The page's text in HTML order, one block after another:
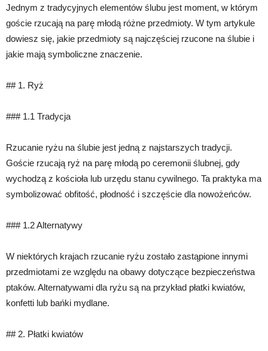
Jednym z tradycyjnych elementów ślubu jest moment, w którym
goście rzucają na parę młodą różne przedmioty. W tym artykule
dowiesz się, jakie przedmioty są najczęściej rzucone na ślubie i
jakie mają symboliczne znaczenie.
## 1. Ryż
### 1.1 Tradycja
Rzucanie ryżu na ślubie jest jedną z najstarszych tradycji.
Goście rzucają ryż na parę młodą po ceremonii ślubnej, gdy
wychodzą z kościoła lub urzędu stanu cywilnego. Ta praktyka ma
symbolizować obfitość, płodność i szczęście dla nowożeńców.
### 1.2 Alternatywy
W niektórych krajach rzucanie ryżu zostało zastąpione innymi
przedmiotami ze względu na obawy dotyczące bezpieczeństwa
ptaków. Alternatywami dla ryżu są na przykład płatki kwiatów,
konfetti lub bańki mydlane.
## 2. Płatki kwiatów